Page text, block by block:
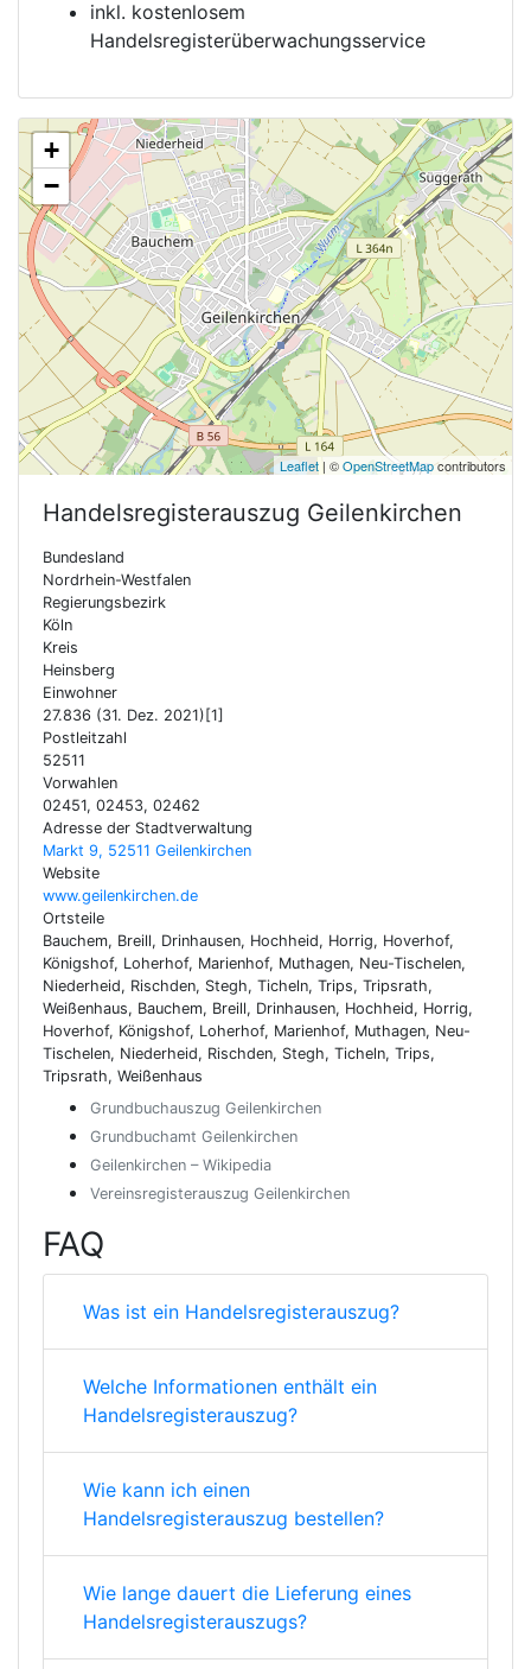
inkl. kostenlosem
Handelsregisterüberwachungsservice
+
−
Leaflet| ©OpenStreetMapcontributors
Handelsregisterauszug Geilenkirchen
Bundesland
Nordrhein-Westfalen
Regierungsbezirk
Köln
Kreis
Heinsberg
Einwohner
27.836 (31. Dez. 2021)[1]
Postleitzahl
52511
Vorwahlen
02451, 02453, 02462
Adresse der Stadtverwaltung
Markt 9, 52511 Geilenkirchen
Website
www.geilenkirchen.de
Ortsteile
Bauchem, Breill, Drinhausen, Hochheid, Horrig, Hoverhof,
Königshof, Loherhof, Marienhof, Muthagen, Neu-Tischelen,
Niederheid, Rischden, Stegh, Ticheln, Trips, Tripsrath,
Weißenhaus, Bauchem, Breill, Drinhausen, Hochheid, Horrig,
Hoverhof, Königshof, Loherhof, Marienhof, Muthagen, Neu-
Tischelen, Niederheid, Rischden, Stegh, Ticheln, Trips,
Tripsrath, Weißenhaus
Grundbuchauszug Geilenkirchen
Grundbuchamt Geilenkirchen
Geilenkirchen – Wikipedia
Vereinsregisterauszug Geilenkirchen
FAQ
Was ist ein Handelsregisterauszug?
Welche Informationen enthält ein
Handelsregisterauszug?
Wie kann ich einen
Handelsregisterauszug bestellen?
Wie lange dauert die Lieferung eines
Handelsregisterauszugs?